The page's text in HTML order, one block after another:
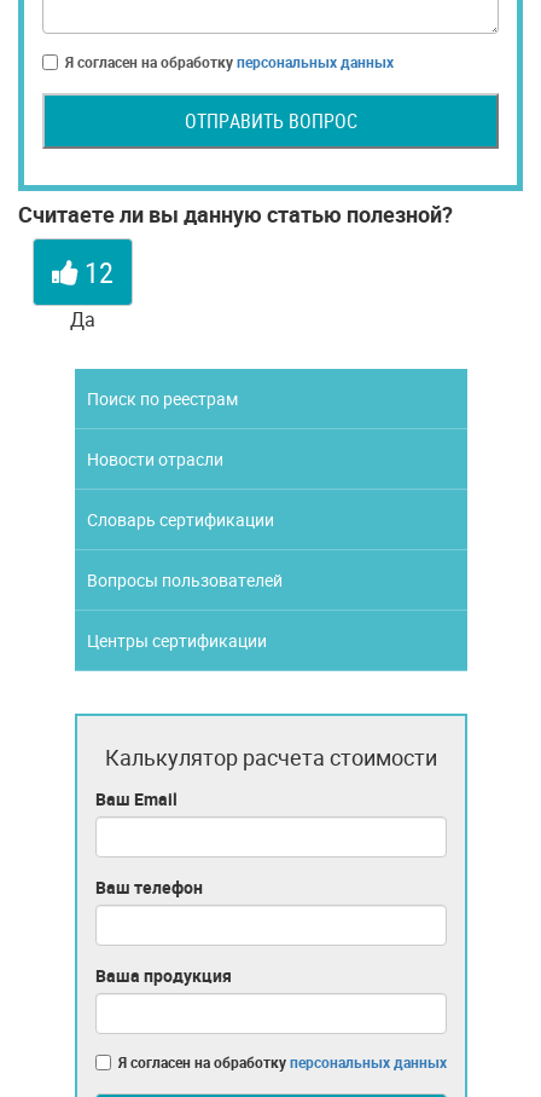
Я согласен на обработкуперсональных данных
ОТПРАВИТЬ ВОПРОС
Считаете ли вы данную статью полезной?
12
Да
Поиск по реестрам
Новости отрасли
Словарь сертификации
Вопросы пользователей
Центры сертификации
Калькулятор расчета стоимости
Ваш Email
Ваш телефон
Ваша продукция
Я согласен на обработкуперсональных данных